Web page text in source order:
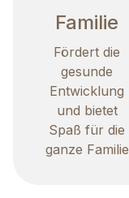
Familie
Fördert die
gesunde
Entwicklung
und bietet
Spaß für die
ganze Familie